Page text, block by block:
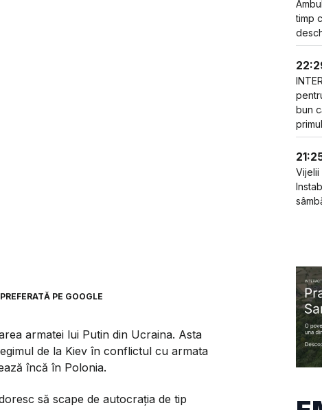
PE GOOGLE
armatei lui Putin din Ucraina. Asta
de la Kiev în conflictul cu armata
încă în Polonia.
să scape de autocrația de tip
timp
bun
Vijelii